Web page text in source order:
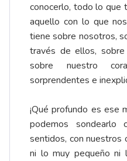
conocerlo, todo lo que
aquello con lo que
tiene sobre nosotros,
través de ellos,
sobre nuestro
sorprendentes e
¡Qué profundo es ese
podemos sondearlo
sentidos, con nuestros
ni lo muy pequeño ni